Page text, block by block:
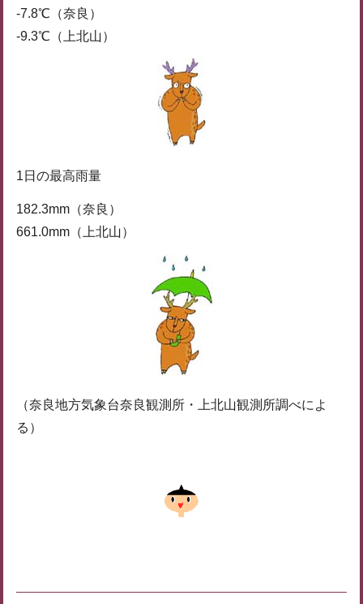
-7.8℃（奈良）
-9.3℃（上北山）
1日の最高雨量
182.3mm（奈良）
661.0mm（上北山）
（奈良地方気象台奈良観測所・上北山観測所調べによ
る）